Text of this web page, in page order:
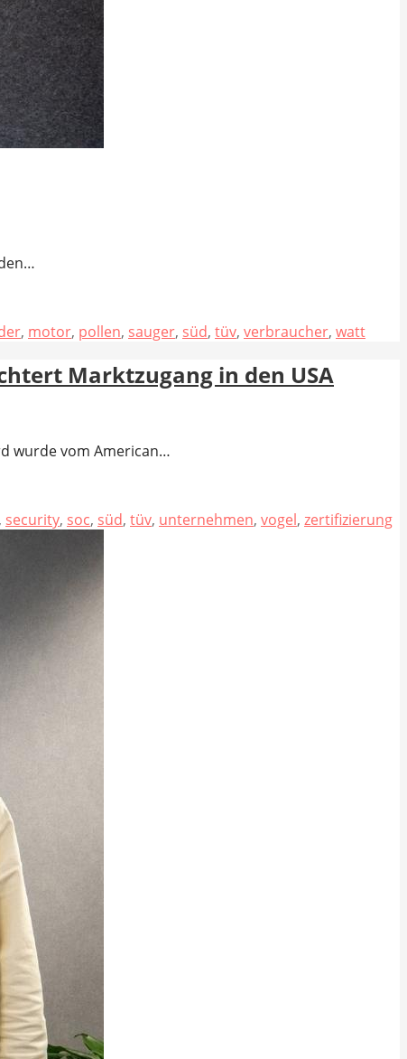
, motor, pollen, sauger, süd, tüv, verbraucher, watt
Marktzugang in den USA
wurde vom American…
security, soc, süd, tüv, unternehmen, vogel, zertifizierung